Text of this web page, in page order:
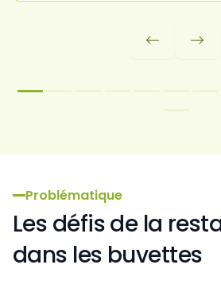
 
Problématique
Les défis de la
dans les buvettes